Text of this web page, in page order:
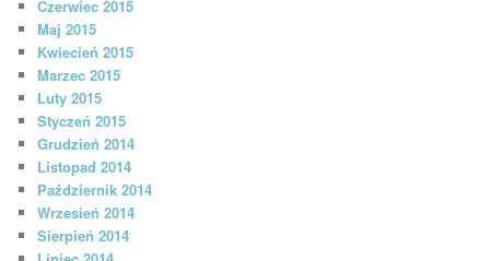
Czerwiec 2015
Maj 2015
Kwiecień 2015
Marzec 2015
Luty 2015
Styczeń 2015
Grudzień 2014
Listopad 2014
Październik 2014
Wrzesień 2014
Sierpień 2014